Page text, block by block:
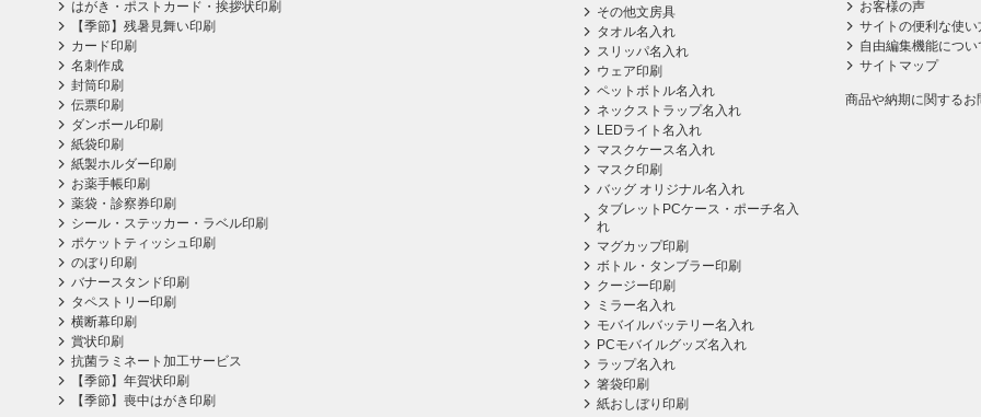
はがき・ポストカード・挨拶状印刷
【季節】残暑見舞い印刷
カード印刷
名刺作成
封筒印刷
伝票印刷
ダンボール印刷
紙袋印刷
紙製ホルダー印刷
お薬手帳印刷
薬袋・診察券印刷
シール・ステッカー・ラベル印刷
ポケットティッシュ印刷
のぼり印刷
バナースタンド印刷
タペストリー印刷
横断幕印刷
賞状印刷
抗菌ラミネート加工サービス
【季節】年賀状印刷
【季節】喪中はがき印刷
その他文房具
タオル名入れ
スリッパ名入れ
ウェア印刷
ペットボトル名入れ
ネックストラップ名入れ
LEDライト名入れ
マスクケース名入れ
マスク印刷
バッグ オリジナル名入れ
タブレットPCケース・ポーチ名入
れ
マグカップ印刷
ボトル・タンブラー印刷
クージー印刷
ミラー名入れ
モバイルバッテリー名入れ
PCモバイルグッズ名入れ
ラップ名入れ
箸袋印刷
紙おしぼり印刷
お客様の声
サイトの便利な使い
自由編集機能につい
サイトマップ
商品や納期に関するお